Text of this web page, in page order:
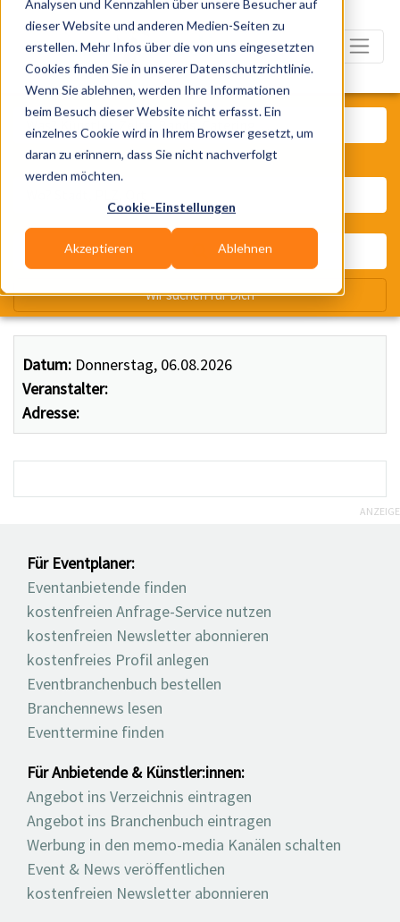
Analysen und Kennzahlen über unsere Besucher auf
dieser Website und anderen Medien-Seiten zu
erstellen. Mehr Infos über die von uns eingesetzten
Cookies finden Sie in unserer Datenschutzrichtlinie.
Wenn Sie ablehnen, werden Ihre Informationen
beim Besuch dieser Website nicht erfasst. Ein
einzelnes Cookie wird in Ihrem Browser gesetzt, um
daran zu erinnern, dass Sie nicht nachverfolgt
werden möchten.
Cookie-Einstellungen
Akzeptieren Ablehnen
Datum: Donnerstag, 06.08.2026
Veranstalter:
Adresse:
Was? Künstler, Zelte, Bands,
Wir suchen für Dich
ANZEIGE
Für Eventplaner:
Eventanbietende finden
kostenfreien Anfrage-Service nutzen
kostenfreien Newsletter abonnieren
kostenfreies Profil anlegen
Eventbranchenbuch bestellen
Branchennews lesen
Eventtermine finden
Für Anbietende & Künstler:innen:
Angebot ins Verzeichnis eintragen
Angebot ins Branchenbuch eintragen
Werbung in den memo-media Kanälen schalten
Event & News veröffentlichen
kostenfreien Newsletter abonnieren